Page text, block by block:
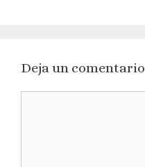
Deja un comentario